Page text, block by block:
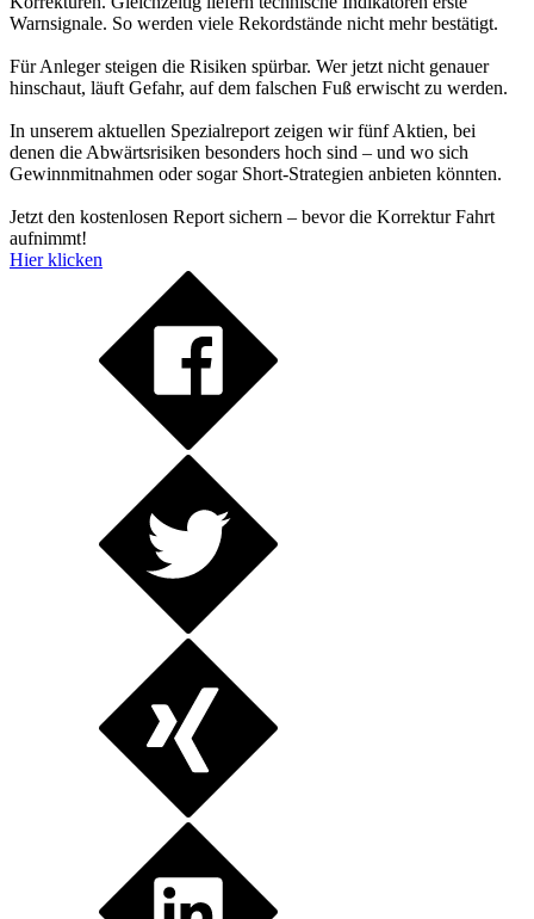
Warnsignale. So werden viele Rekordstände nicht mehr bestätigt.
Für Anleger steigen die Risiken spürbar. Wer jetzt nicht genauer
hinschaut, läuft Gefahr, auf dem falschen Fuß erwischt zu werden.
In unserem aktuellen Spezialreport zeigen wir fünf Aktien, bei
denen die Abwärtsrisiken besonders hoch sind – und wo sich
Gewinnmitnahmen oder sogar Short-Strategien anbieten könnten.
Jetzt den kostenlosen Report sichern – bevor die Korrektur Fahrt
aufnimmt!
Hier klicken